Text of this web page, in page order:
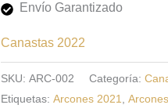
Envío Garantizado
Canastas 2022
SKU: ARC-002 Categoría:
Etiquetas: Arcones 2021,